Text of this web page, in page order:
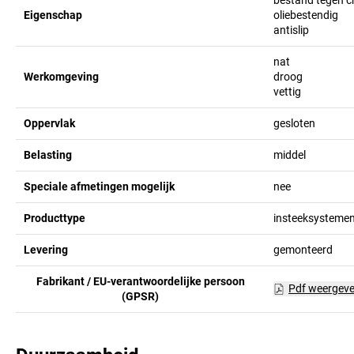
Eigenschap
oliebestendig
antislip
Werkomgeving
nat
droog
vettig
Oppervlak gesloten
Belasting middel
Speciale afmetingen mogelijk nee
Producttype
Levering gemonteerd
Fabrikant / EU-verantwoordelijke persoon
(GPSR)
Pdf